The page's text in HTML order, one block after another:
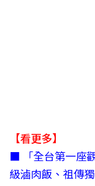
【看更多】
■
「全台第一
級滷肉飯、祖傳